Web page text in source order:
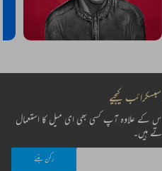
سبسکرائب کیجیے
کے علاوہ آپ کسی بھی ای میل کا استعمال
ہیں۔